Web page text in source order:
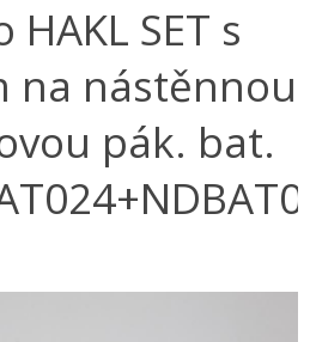
HAKL SET s
na nástěnnou
pák. bat.